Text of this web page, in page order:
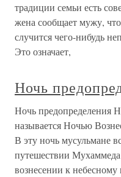
традиции семьи есть
жена сообщает мужу,
случится чего-нибудь
Это означает,
Ночь
Ночь предопределения
называется Ночью
В эту ночь мусульмане
путешествии
вознесении к